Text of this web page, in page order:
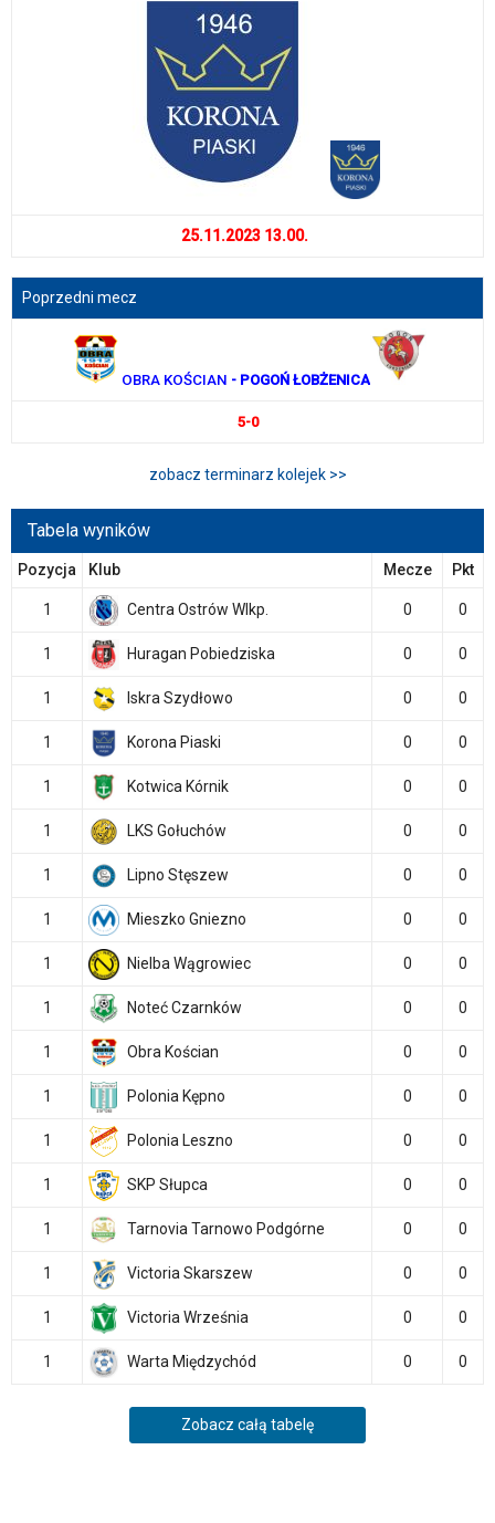
25.11.2023 13.00.
Poprzedni mecz
OBRA KOŚCIAN - POGOŃ ŁOBŻENICA
5-0
zobacz terminarz kolejek >>
Tabela wyników
Pozycja Klub Mecze Pkt
1 Centra Ostrów Wlkp. 0 0
1 Huragan Pobiedziska 0 0
1 Iskra Szydłowo 0 0
1 Korona Piaski 0 0
1 Kotwica Kórnik 0 0
1 LKS Gołuchów 0 0
1 Lipno Stęszew 0 0
1 Mieszko Gniezno 0 0
1 Nielba Wągrowiec 0 0
1 Noteć Czarnków 0 0
1 Obra Kościan 0 0
1 Polonia Kępno 0 0
1 Polonia Leszno 0 0
1 SKP Słupca 0 0
1 Tarnovia Tarnowo Podgórne 0 0
1 Victoria Skarszew 0 0
1 Victoria Września 0 0
1 Warta Międzychód 0 0
Zobacz całą tabelę